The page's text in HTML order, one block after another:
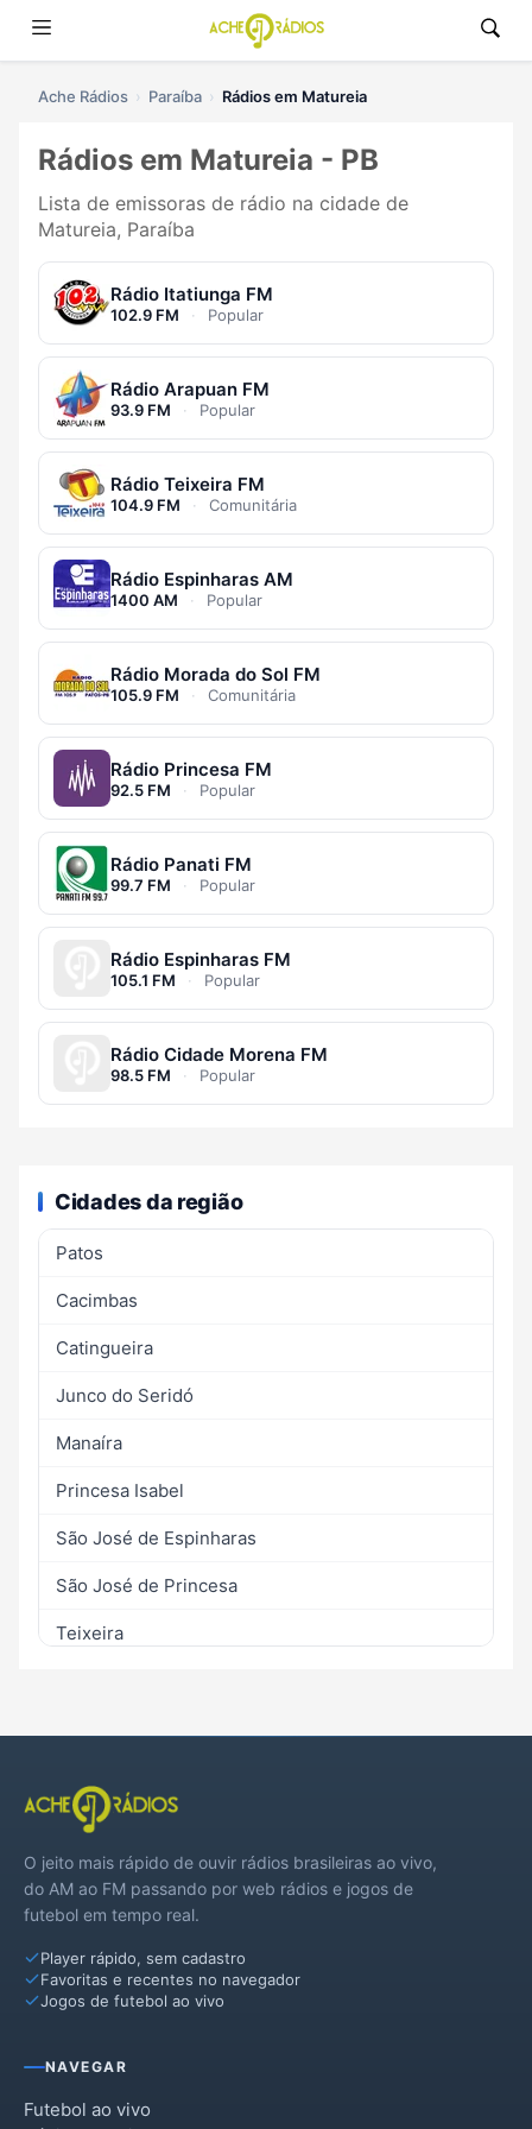
Ache Rádios Paraíba Rádios em Matureia
Rádios em Matureia - PB
Lista de emissoras de rádio na cidade de
Matureia, Paraíba
Rádio Itatiunga FM
102.9 FM · Popular
Rádio Arapuan FM
93.9 FM · Popular
Rádio Teixeira FM
104.9 FM · Comunitária
Rádio Espinharas AM
1400 AM · Popular
Rádio Morada do Sol FM
105.9 FM · Comunitária
Rádio Princesa FM
92.5 FM · Popular
Rádio Panati FM
99.7 FM · Popular
Rádio Espinharas FM
105.1 FM · Popular
Rádio Cidade Morena FM
98.5 FM · Popular
Cidades da região
Patos
Cacimbas
Catingueira
Junco do Seridó
Manaíra
Princesa Isabel
São José de Espinharas
São José de Princesa
Teixeira
O jeito mais rápido de ouvir rádios brasileiras ao vivo,
do AM ao FM passando por web rádios e jogos de
futebol em tempo real.
Player rápido, sem cadastro
Favoritas e recentes no navegador
Jogos de futebol ao vivo
NAVEGAR
Futebol ao vivo